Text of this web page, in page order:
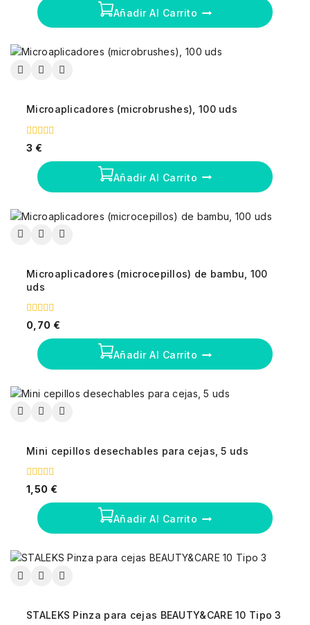
Añadir Al Carrito
Microaplicadores (microbrushes), 100 uds
0
fuera
3 €
Añadir Al Carrito
Microaplicadores (microcepillos) de bambu, 100
uds
0
fuera
0,70 €
Añadir Al Carrito
Mini cepillos desechables para cejas, 5 uds
0
fuera
1,50 €
Añadir Al Carrito
STALEKS Pinza para cejas BEAUTY&CARE 10 Tipo 3